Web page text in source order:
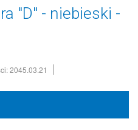
"D" - niebieski -
2045.03.21